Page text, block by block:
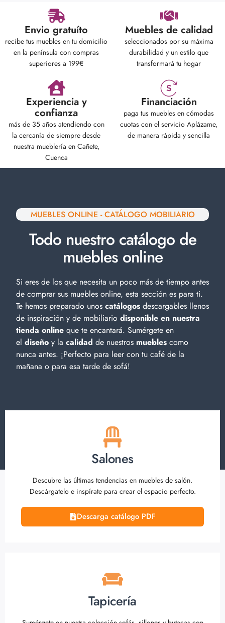
Envio gratuíto
recibe tus muebles en tu domicilio
en la península con compras
superiores a 199€
Muebles de calidad
seleccionados por su máxima
durabilidad y un estilo que
transformará tu hogar
Experiencia y
confianza
más de 35 años atendiendo con
la cercanía de siempre desde
nuestra mueblería en Cañete,
Cuenca
Financiación
paga tus muebles en cómodas
cuotas con el servicio Aplázame,
de manera rápida y sencilla
MUEBLES ONLINE - CATÁLOGO MOBILIARIO
Todo nuestro catálogo de
muebles online
Si eres de los que necesita un poco más de tiempo antes
de comprar sus muebles online, esta sección es para ti.
Te hemos preparado unos catálogos descargables llenos
de inspiración y de mobiliario disponible en nuestra
tienda online que te encantará. Sumérgete en
el diseño y la calidad de nuestros muebles como
nunca antes. ¡Perfecto para leer con tu café de la
mañana o para esa tarde de sofá!
Salones
Descubre las últimas tendencias en muebles de salón.
Descárgatelo e inspírate para crear el espacio perfecto.
Descarga catálogo PDF
Tapicería